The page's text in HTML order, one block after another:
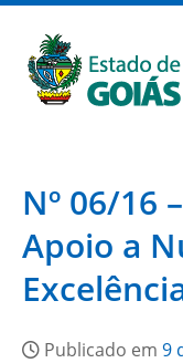
Nº 06/16
Apoio a
Publicado em 9